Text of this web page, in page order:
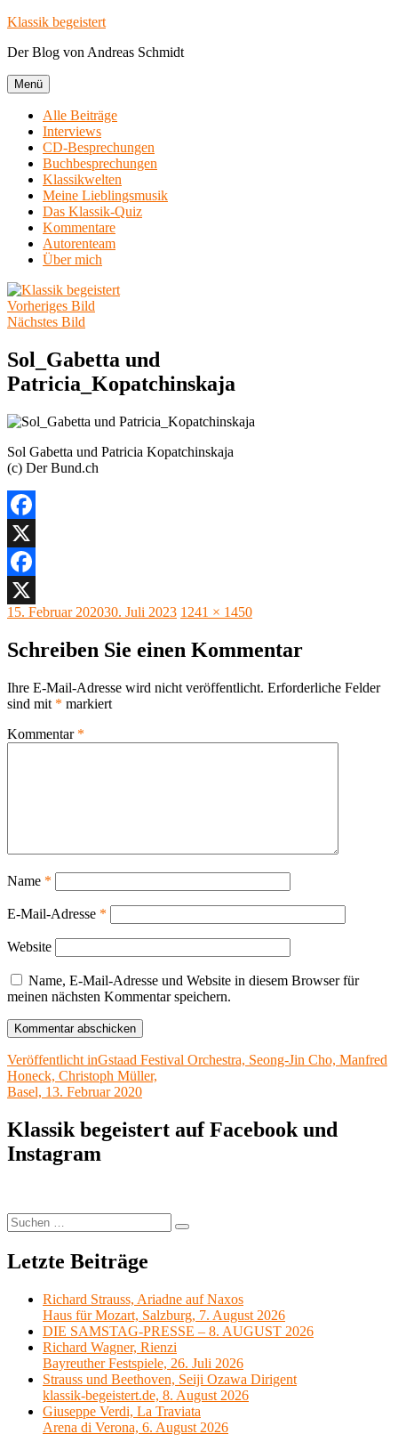
Zum
springen
Klassik begeistert
Der Blog von Andreas Schmidt
Menü
Alle Beiträge
Interviews
CD-Besprechungen
Buchbesprechungen
Klassikwelten
Meine Lieblingsmusik
Das Klassik-Quiz
Kommentare
Autorenteam
Über mich
Vorheriges Bild
Nächstes Bild
Sol_Gabetta und
Patricia_Kopatchinskaja
Sol Gabetta und Patricia Kopatchinskaja
(c) Der Bund.ch
Facebook
X
Facebook
X
Veröffentlicht
15. Februar 202030. Juli 2023 Originalgröße
1241 × 1450
Schreiben Sie einen Kommentar
Ihre E-Mail-Adresse wird nicht veröffentlicht. Erforderliche Felder
sind mit * markiert
Kommentar *
Name *
E-Mail-Adresse *
Website
Name, E-Mail-Adresse und Website in diesem Browser für
meinen nächsten Kommentar speichern.
Beitragsnavigation
Veröffentlicht inGstaad Festival Orchestra, Seong-Jin Cho, Manfred
Honeck, Christoph Müller,
Basel, 13. Februar 2020
Klassik begeistert auf Facebook und
Instagram
Suchen
nach:
Suchen
Letzte Beiträge
Richard Strauss, Ariadne auf Naxos
Haus für Mozart, Salzburg, 7. August 2026
DIE SAMSTAG-PRESSE – 8. AUGUST 2026
Richard Wagner, Rienzi
Bayreuther Festspiele, 26. Juli 2026
Strauss und Beethoven, Seiji Ozawa Dirigent
klassik-begeistert.de, 8. August 2026
Giuseppe Verdi, La Traviata
Arena di Verona, 6. August 2026